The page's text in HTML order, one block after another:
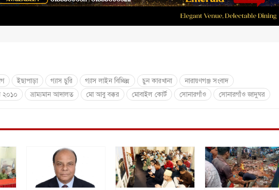
ইছাপাড়া গ্যাস চুরি গ্যাস লাইন বিচ্ছিন্ন চুন কারখানা
নারায়ণগঞ্জ সংবাদ
২০১০
ভ্রাম্যমান আদালত মো আবু বক্কর মোবাইল কোর্ট সোনারগাঁও সোনারগাঁও জাদুঘর